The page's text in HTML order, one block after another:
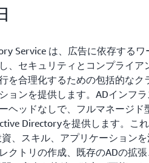
Service は、広告に依存する
、セキュリティとコンプライア
を合理化するための包括的なク
ョンを提供します。ADインフ
ヘッドなしで、フルマネージド
Directoryを提供します。こ
、スキル、アプリケーション
クトリの作成、既存のADの拡